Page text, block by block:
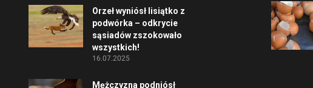
Orzeł wyniósł lisiątko z
podwórka – odkrycie
sąsiadów zszokowało
wszystkich!
16.07.2025
Mężczyzna podniósł